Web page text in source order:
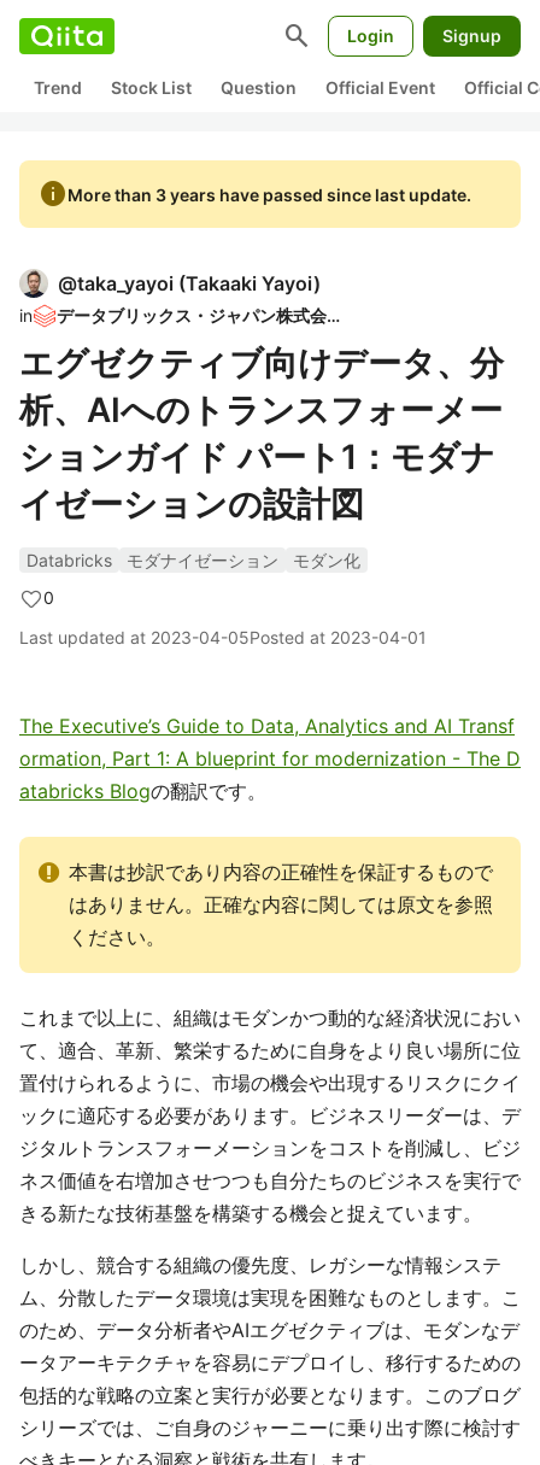
search Login Signup
Trend Stock List Question Official Event Official
infoMore than 3 years have passed since last update.
@taka_yayoi (Takaaki Yayoi)
in データブリックス・ジャパン株式会社
エグゼクティブ向けデータ、分
析、AIへのトランスフォーメー
ションガイド パート1：モダナ
イゼーションの設計図
Databricks モダナイゼーション
モダン化
0
Last updated at 2023-04-05Posted at 2023-04-01
The Executive’s Guide to Data, Analytics and AI Transf
ormation, Part 1: A blueprint for modernization - The D
atabricks Blogの翻訳です。
本書は抄訳であり内容の正確性を保証するもので
はありません。正確な内容に関しては原文を参照
ください。
これまで以上に、組織はモダンかつ動的な経済状況におい
て、適合、革新、繁栄するために自身をより良い場所に位
置付けられるように、市場の機会や出現するリスクにクイ
ックに適応する必要があります。ビジネスリーダーは、デ
ジタルトランスフォーメーションをコストを削減し、ビジ
ネス価値を右増加させつつも自分たちのビジネスを実行で
きる新たな技術基盤を構築する機会と捉えています。
しかし、競合する組織の優先度、レガシーな情報システ
ム、分散したデータ環境は実現を困難なものとします。こ
のため、データ分析者やAIエグゼクティブは、モダンなデ
ータアーキテクチャを容易にデプロイし、移行するための
包括的な戦略の立案と実行が必要となります。このブログ
シリーズでは、ご自身のジャーニーに乗り出す際に検討す
べきキーとなる洞察と戦術を共有します。